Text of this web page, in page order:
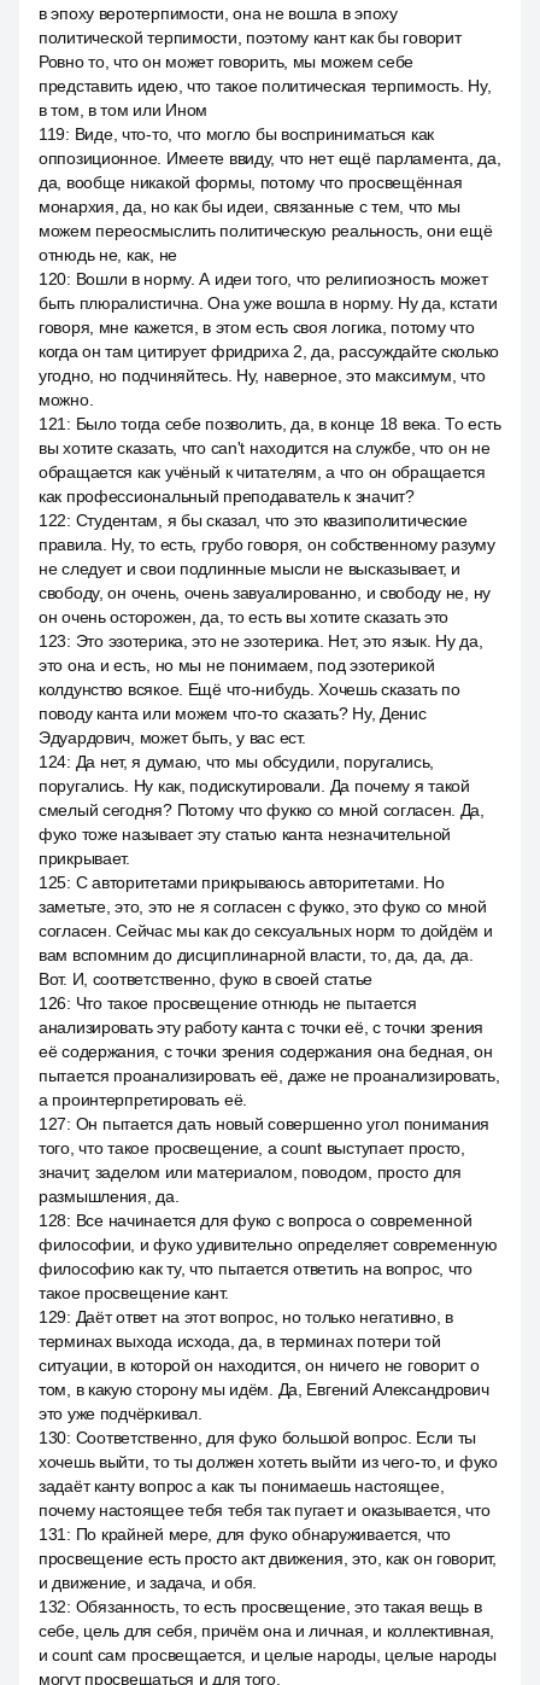
в эпоху веротерпимости, она не вошла в эпоху
политической терпимости, поэтому кант как бы говорит
Ровно то, что он может говорить, мы можем себе
представить идею, что такое политическая терпимость. Ну,
в том, в том или Ином
119: Виде, что-то, что могло бы восприниматься как
оппозиционное. Имеете ввиду, что нет ещё парламента, да,
да, вообще никакой формы, потому что просвещённая
монархия, да, но как бы идеи, связанные с тем, что мы
можем переосмыслить политическую реальность, они ещё
отнюдь не, как, не
120: Вошли в норму. А идеи того, что религиозность может
быть плюралистична. Она уже вошла в норму. Ну да, кстати
говоря, мне кажется, в этом есть своя логика, потому что
когда он там цитирует фридриха 2, да, рассуждайте сколько
угодно, но подчиняйтесь. Ну, наверное, это максимум, что
можно.
121 : Было тогда себе позволить, да, в конце 18 века. То есть
вы хотите сказать, что can't находится на службе, что он не
обращается как учёный к читателям, а что он обращается
как профессиональный преподаватель к значит?
122: Студентам, я бы сказал, что это квазиполитические
правила. Ну, то есть, грубо говоря, он собственному разуму
не следует и свои подлинные мысли не высказывает, и
свободу, он очень, очень завуалированно, и свободу не, ну
он очень осторожен, да, то есть вы хотите сказать это
123: Это эзотерика, это не эзотерика. Нет, это язык. Ну да,
это она и есть, но мы не понимаем, под эзотерикой
колдунство всякое. Ещё что-нибудь. Хочешь сказать по
поводу канта или можем что-то сказать? Ну, Денис
Эдуардович, может быть, у вас ест.
124: Да нет, я думаю, что мы обсудили, поругались,
поругались. Ну как, подискутировали. Да почему я такой
смелый сегодня? Потому что фукко со мной согласен. Да,
фуко тоже называет эту статью канта незначительной
прикрывает.
125: С авторитетами прикрываюсь авторитетами. Но
заметьте, это, это не я согласен с фукко, это фуко со мной
согласен. Сейчас мы как до сексуальных норм то дойдём и
вам вспомним до дисциплинарной власти, то, да, да, да.
Вот. И, соответственно, фуко в своей статье
126: Что такое просвещение отнюдь не пытается
анализировать эту работу канта с точки её, с точки зрения
её содержания, с точки зрения содержания она бедная, он
пытается проанализировать её, даже не проанализировать,
а проинтерпретировать её.
127: Он пытается дать новый совершенно угол понимания
того, что такое просвещение, а count выступает просто,
значит, заделом или материалом, поводом, просто для
размышления, да.
128: Все начинается для фуко с вопроса о современной
философии, и фуко удивительно определяет современную
философию как ту, что пытается ответить на вопрос, что
такое просвещение кант.
129: Даёт ответ на этот вопрос, но только негативно, в
терминах выхода исхода, да, в терминах потери той
ситуации, в которой он находится, он ничего не говорит о
том, в какую сторону мы идём. Да, Евгений Александрович
это уже подчёркивал.
130: Соответственно, для фуко большой вопрос. Если ты
хочешь выйти, то ты должен хотеть выйти из чего-то, и фуко
задаёт канту вопрос а как ты понимаешь настоящее,
почему настоящее тебя тебя так пугает и оказывается, что
131 : По крайней мере, для фуко обнаруживается, что
просвещение есть просто акт движения, это, как он говорит,
и движение, и задача, и обя.
132: Обязанность, то есть просвещение, это такая вещь в
себе, цель для себя, причём она и личная, и коллективная,
и count сам просвещается, и целые народы, целые народы
могут просвещаться и для того,